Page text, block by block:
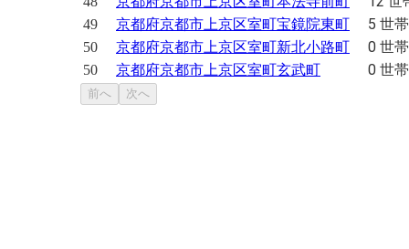
49 京都府京都市上京区室町宝鏡院東町 5 世帯
50 京都府京都市上京区室町新北小路町 0 世帯
50 京都府京都市上京区室町玄武町 0 世帯
前へ 次へ